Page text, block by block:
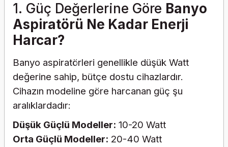
1. Güç Değerlerine Göre Banyo
Aspiratörü Ne Kadar Enerji
Harcar?
Banyo aspiratörleri genellikle düşük Watt
değerine sahip, bütçe dostu cihazlardır.
Cihazın modeline göre harcanan güç şu
aralıklardadır:
Düşük Güçlü Modeller: 10-20 Watt
Orta Güçlü Modeller: 20-40 Watt